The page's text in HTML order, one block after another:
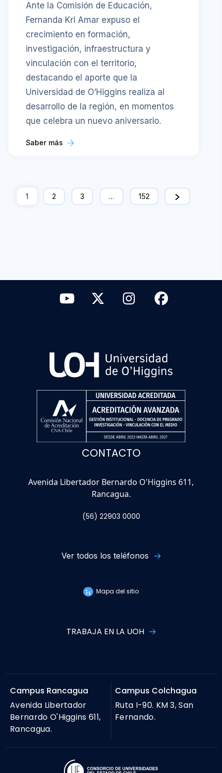
Ante la Comisión de Educación,
Fernanda Kri Amar expuso el
crecimiento en formación,
investigación, infraestructura y
vinculación con el territorio,
destacando el aporte que la
Universidad de O’Higgins realiza al
desarrollo de la región, en momentos
que celebra un nuevo aniversario.
Saber más
1 2 3 … 152
CONTACTO
Avenida Libertador Bernardo O'Higgins 611,
Rancagua.
(56) 22903 0000
Ver todos los teléfonos
Mapa del sitio
TRABAJA EN LA UOH
Campus Rancagua
Avenida Libertador
Bernardo O'Higgins 611,
Rancagua.
Campus Colchagua
Ruta I-90. KM 3, San
Fernando.